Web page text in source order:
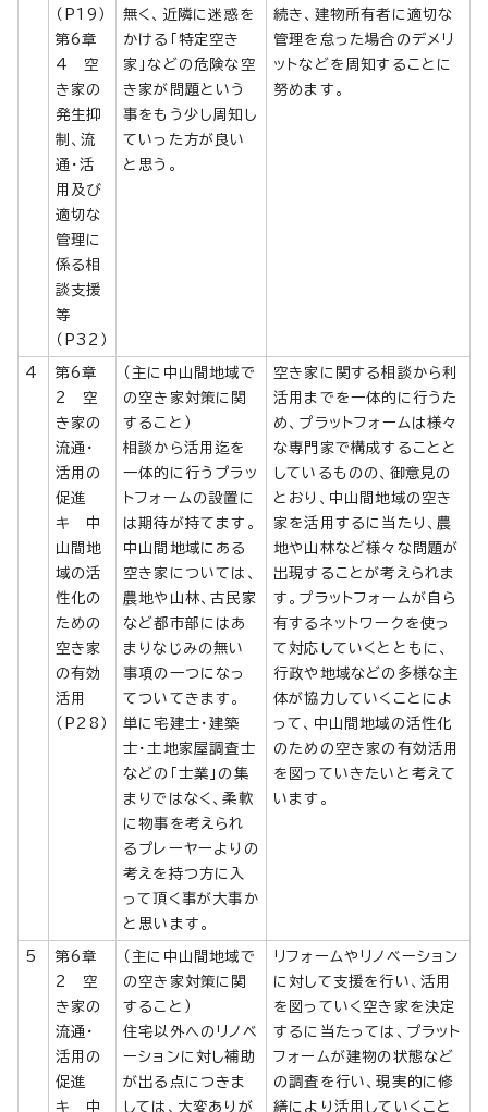
（P19）
第6章
4 空
き家の
発生抑
制、流
通・活
用及び
適切な
管理に
係る相
談支援
等
（P32）
無く、近隣に迷惑を
かける「特定空き
家」などの危険な空
き家が問題という
事をもう少し周知し
ていった方が良い
と思う。
続き、建物所有者に適切な
管理を怠った場合のデメリ
ットなどを周知することに
努めます。
4
第6章
2 空
き家の
流通・
活用の
促進
キ 中
山間地
域の活
性化の
ための
空き家
の有効
活用
（P28）
（主に中山間地域で
の空き家対策に関
すること）
相談から活用迄を
一体的に行うプラッ
トフォームの設置に
は期待が持てます。
中山間地域にある
空き家については、
農地や山林、古民家
など都市部にはあ
まりなじみの無い
事項の一つになっ
てついてきます。
単に宅建士・建築
士・土地家屋調査士
などの「士業」の集
まりではなく、柔軟
に物事を考えられ
るプレーヤーよりの
考えを持つ方に入
って頂く事が大事か
と思います。
空き家に関する相談から利
活用までを一体的に行うた
め、プラットフォームは様々
な専門家で構成することと
しているものの、御意見の
とおり、中山間地域の空き
家を活用するに当たり、農
地や山林など様々な問題が
出現することが考えられま
す。プラットフォームが自ら
有するネットワークを使っ
て対応していくとともに、
行政や地域などの多様な主
体が協力していくことによ
って、中山間地域の活性化
のための空き家の有効活用
を図っていきたいと考えて
います。
5
第6章
2 空
き家の
流通・
活用の
促進
キ 中
（主に中山間地域で
の空き家対策に関
すること）
住宅以外へのリノベ
ーションに対し補助
が出る点につきま
しては、大変ありが
リフォームやリノベーション
に対して支援を行い、活用
を図っていく空き家を決定
するに当たっては、プラット
フォームが建物の状態など
の調査を行い、現実的に修
繕により活用していくこと